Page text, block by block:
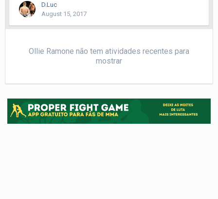
D.Luc
August 15, 2017
Ollie Ramone não tem atividades recentes para
mostrar